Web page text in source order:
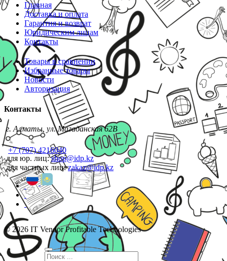
Главная
Доставка и оплата
Гарантия и возврат
Юридическим лицам
Контакты
Товары в сравнении
Избранные товары
Новости
Авторизация
Контакты
г. Алматы, ул. Магаданская 62В
+7 (707) 4216040
для юр. лиц:shop@idp.kz
для частных лиц:zakaz@idp.kz
© 2026 IT Vendor Profitable Technologies